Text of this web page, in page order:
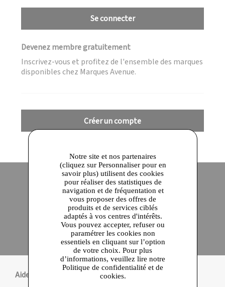
Se connecter
Devenez membre gratuitement
Inscrivez-vous et profitez de l'ensemble des marques
disponibles chez Marques Avenue.
Créer un compte
Site officiel Paiement en ligne sécurisé
Click and collect
en 24 heures
Qualité garantie
Aide
Notre site et nos partenaires
(cliquez sur Personnaliser pour en
savoir plus) utilisent des cookies
pour réaliser des statistiques de
navigation et de fréquentation et
vous proposer des offres de
produits et de services ciblés
adaptés à vos centres d'intérêts.
Vous pouvez accepter, refuser ou
paramétrer les cookies non
essentiels en cliquant sur l’option
de votre choix. Pour plus
d’informations, veuillez lire notre
Politique de confidentialité et de
cookies.